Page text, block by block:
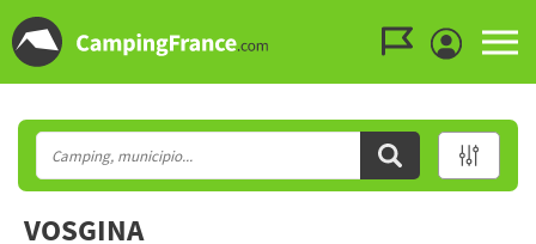
VOSGINA